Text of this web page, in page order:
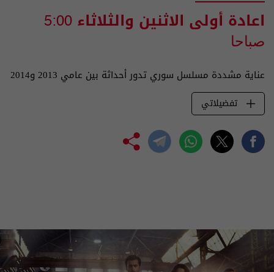
اعادة أولى الاثنين والثلاثاء 5:00
صباحا
عناية مشددة مسلسل سوري تدور أحداثة بين عامي 2013 و2014
تفضيلاتي